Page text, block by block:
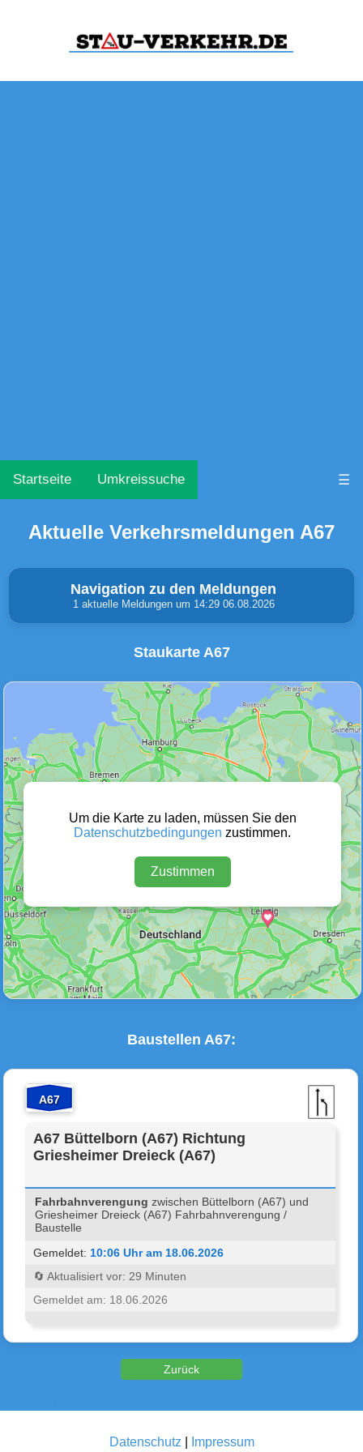
Startseite Umkreissuche ☰
Aktuelle Verkehrsmeldungen A67
Navigation zu den Meldungen
1 aktuelle Meldungen um 14:29 06.08.2026
Unfälle & Warnungen Stau
(0)
Wetter Warnungen Sperrungen
Defektes Fahrzeug
Staukarte A67
Um die Karte zu laden, müssen Sie den
Datenschutzbedingungen zustimmen.
Zustimmen
Baustellen A67:
A67
A67 Büttelborn (A67) Richtung
Griesheimer Dreieck (A67)
Fahrbahnverengung zwischen Büttelborn (A67) und
Griesheimer Dreieck (A67) Fahrbahnverengung /
Baustelle
Gemeldet: 10:06 Uhr am 18.06.2026
🔄 Aktualisiert vor: 29 Minuten
Gemeldet am: 18.06.2026
Datenschutz Impressum